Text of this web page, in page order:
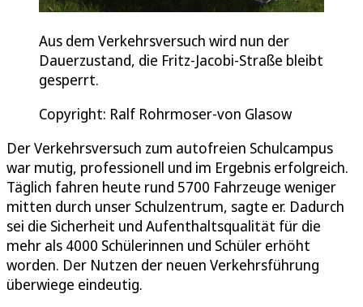
Aus dem Verkehrsversuch wird nun der
Dauerzustand, die Fritz-Jacobi-Straße bleibt
gesperrt.
Copyright: Ralf Rohrmoser-von Glasow
Der Verkehrsversuch zum autofreien Schulcampus
war mutig, professionell und im Ergebnis erfolgreich.
Täglich fahren heute rund 5700 Fahrzeuge weniger
mitten durch unser Schulzentrum, sagte er. Dadurch
sei die Sicherheit und Aufenthaltsqualität für die
mehr als 4000 Schülerinnen und Schüler erhöht
worden. Der Nutzen der neuen Verkehrsführung
überwiege eindeutig.